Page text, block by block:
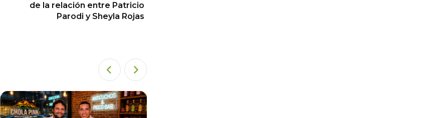
de la relación entre Patricio
Parodi y Sheyla Rojas